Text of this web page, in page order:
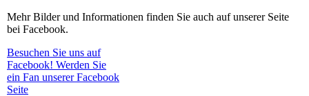
Mehr Bilder und Informationen finden Sie auch auf unserer Seite
bei Facebook.
Besuchen Sie uns auf
Facebook! Werden Sie
ein Fan unserer Facebook
Seite